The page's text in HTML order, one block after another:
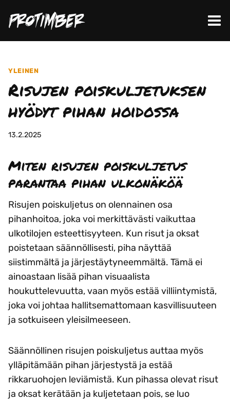
sisältöön
YLEINEN
Risujen poiskuljetuksen
hyödyt pihan hoidossa
13.2.2025
Miten risujen poiskuljetus
parantaa pihan ulkonäköä
Risujen poiskuljetus on olennainen osa
pihanhoitoa, joka voi merkittävästi vaikuttaa
ulkotilojen esteettisyyteen. Kun risut ja oksat
poistetaan säännöllisesti, piha näyttää
siistimmältä ja järjestäytyneemmältä. Tämä ei
ainoastaan lisää pihan visuaalista
houkuttelevuutta, vaan myös estää villiintymistä,
joka voi johtaa hallitsemattomaan kasvillisuuteen
ja sotkuiseen yleisilmeeseen.
Säännöllinen risujen poiskuljetus auttaa myös
ylläpitämään pihan järjestystä ja estää
rikkaruohojen leviämistä. Kun pihassa olevat risut
ja oksat kerätään ja kuljetetaan pois, se luo